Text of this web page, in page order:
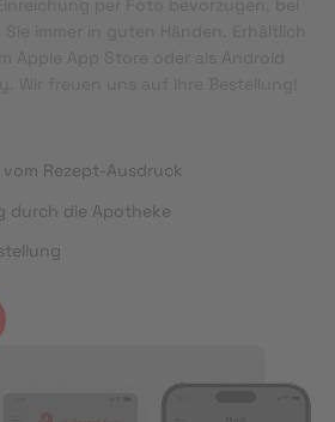
Rezept-Ausdruck
durch die Apotheke